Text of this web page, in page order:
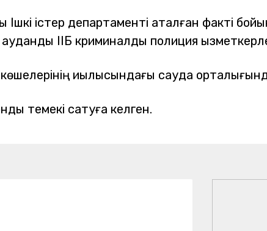
Ішкі істер департаменті аталған факті
ІІБ криминалды полиция
қиылысындағы сауда
темекі сатуға келген.